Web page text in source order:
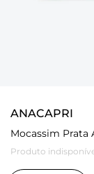
ANACAPRI
Mocassim Prata
Produto